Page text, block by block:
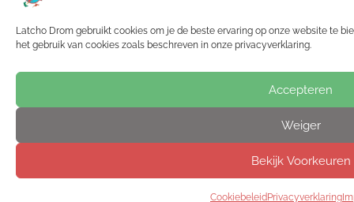
Latcho Drom gebruikt cookies om je de beste ervaring op onze website te
het gebruik van cookies zoals beschreven in onze privacyverklaring.
Accepteren
Weiger
Bekijk Voorkeuren
CookiebeleidPrivacyverklaring